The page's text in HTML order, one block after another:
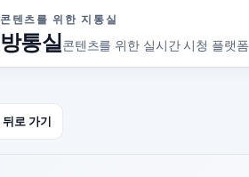
콘텐츠를 위한 지통실
방통실콘텐츠를 위한 실시간 시청 플랫폼
뒤로 가기